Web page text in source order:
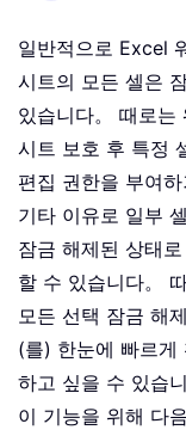
일반적으로 Excel
시트의 모든 셀은
있습니다。 때로는
시트 보호 후 특정
편집 권한을 부여
기타 이유로 일부
잠금 해제된 상태로
할 수 있습니다。
모든 선택 잠금 해
(를) 한눈에 빠르게
하고 싶을 수 있습니
이 기능을 위해 다